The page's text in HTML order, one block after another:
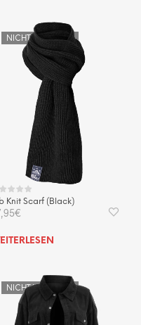
NICHT VORRÄTIG
Knit Scarf (Black)
€
NICHT VORRÄTIG